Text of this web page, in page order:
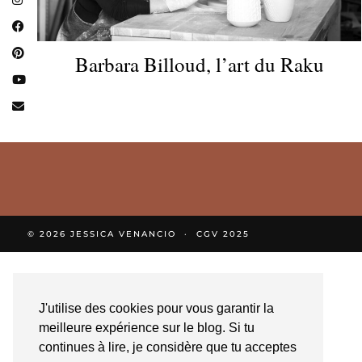
J'utilise des cookies pour vous garantir la
meilleure expérience sur le blog. Si tu
continues à lire, je considère que tu acceptes
Barbara Billoud, l’art du Raku
© 2026 JESSICA VENANCIO CGV 2025